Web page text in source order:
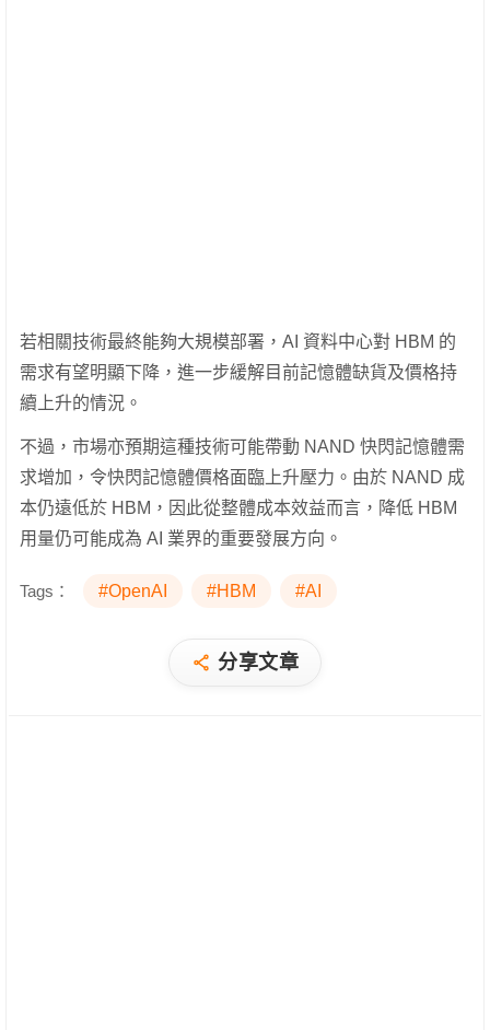
若相關技術最終能夠大規模部署，AI 資料中心對 HBM 的
需求有望明顯下降，進一步緩解目前記憶體缺貨及價格持
續上升的情況。
不過，市場亦預期這種技術可能帶動 NAND 快閃記憶體需
求增加，令快閃記憶體價格面臨上升壓力。由於 NAND 成
本仍遠低於 HBM，因此從整體成本效益而言，降低 HBM
用量仍可能成為 AI 業界的重要發展方向。
Tags： #OpenAI #HBM #AI
分享文章